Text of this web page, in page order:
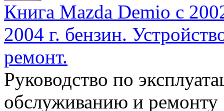
Книга Mazda Demio с
2004 г. бензин.
ремонт.
Руководство по
обслуживанию и